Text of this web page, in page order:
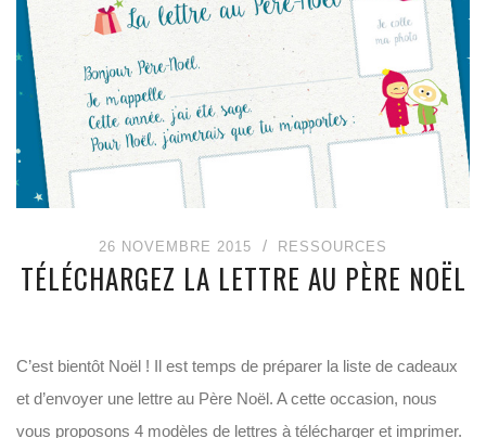
26 NOVEMBRE 2015 RESSOURCES
TÉLÉCHARGEZ LA LETTRE AU PÈRE NOËL
C’est bientôt Noël ! Il est temps de préparer la liste de cadeaux
et d’envoyer une lettre au Père Noël. A cette occasion, nous
vous proposons 4 modèles de lettres à télécharger et imprimer.